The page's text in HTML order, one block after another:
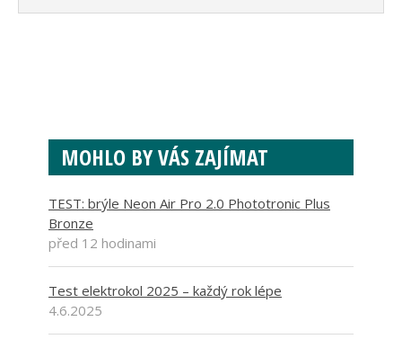
MOHLO BY VÁS ZAJÍMAT
TEST: brýle Neon Air Pro 2.0 Phototronic Plus
Bronze
před 12 hodinami
Test elektrokol 2025 – každý rok lépe
4.6.2025